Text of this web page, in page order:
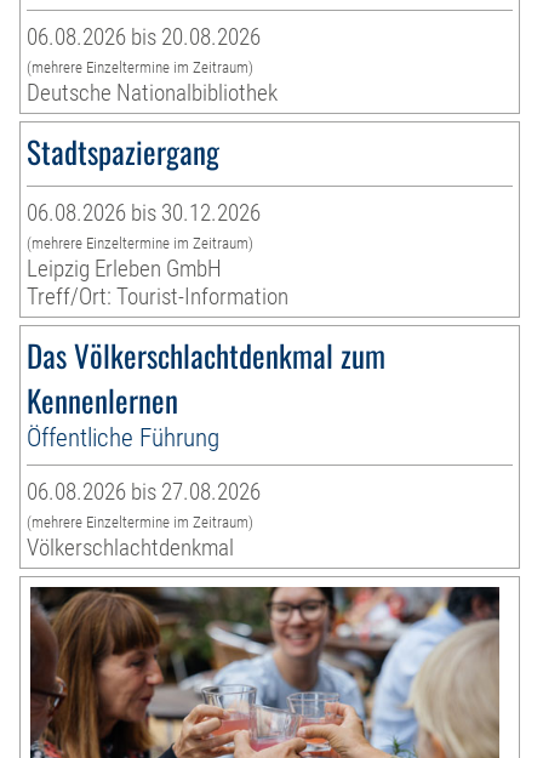
06.08.2026 bis 20.08.2026
(mehrere Einzeltermine im Zeitraum)
Deutsche Nationalbibliothek
Stadtspaziergang
06.08.2026 bis 30.12.2026
(mehrere Einzeltermine im Zeitraum)
Leipzig Erleben GmbH
Treff/Ort: Tourist-Information
Das Völkerschlachtdenkmal zum
Kennenlernen
Öffentliche Führung
06.08.2026 bis 27.08.2026
(mehrere Einzeltermine im Zeitraum)
Völkerschlachtdenkmal